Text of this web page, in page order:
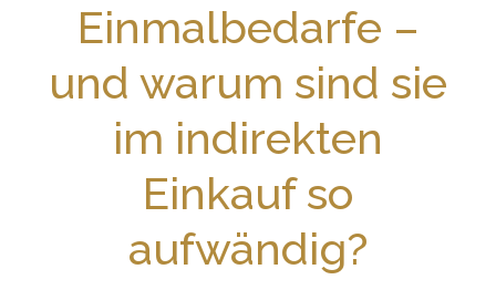
Einmalbedarfe –
und warum sind sie
im indirekten
Einkauf so
aufwändig?